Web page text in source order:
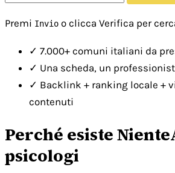
Premi Invio o clicca Verifica per
✓ 7.000+ comuni italiani da
✓ Una scheda, un
✓ Backlink + ranking locale +
contenuti
Perché esiste
psicologi